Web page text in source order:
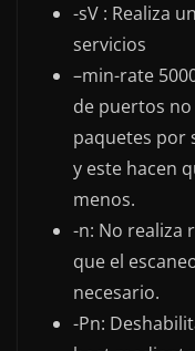
-sV : Realiza
servicios
–min-rate
de puertos
paquetes por
y este hacen
menos.
-n: No realiza
que el
necesario.
-Pn: